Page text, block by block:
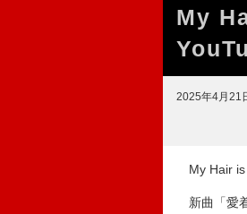
My
2025年4月21
My Hair is
新曲「愛